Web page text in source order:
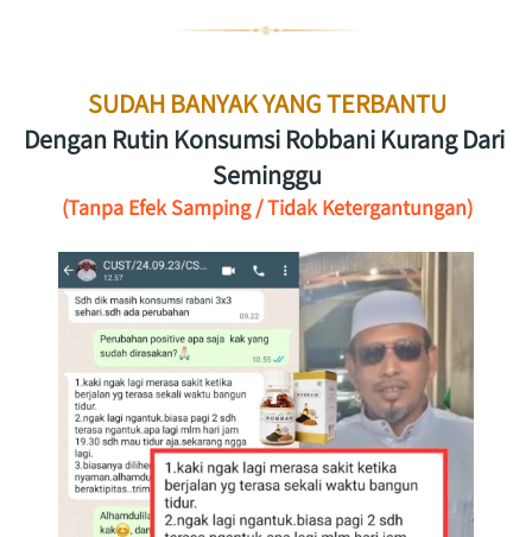
SUDAH BANYAK YANG TERBANTU
Dengan Rutin Konsumsi Robbani Kurang Dari
Seminggu
(Tanpa Efek Samping / Tidak Ketergantungan)